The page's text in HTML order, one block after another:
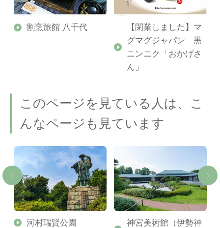
割烹旅館 八千代
【閉業しました】マ
グマグジャパン 黒
ニンニク「おかげさ
ん」
このページを見ている人は、こ
んなページも見ています
河村瑞賢公園
神宮美術館（伊勢神